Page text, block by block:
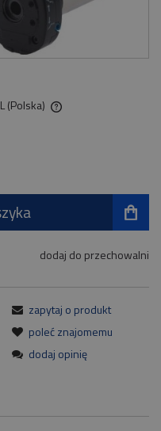
(Polska)
płatności
dodaj do przechowalni
zapytaj o produkt
poleć znajomemu
dodaj opinię